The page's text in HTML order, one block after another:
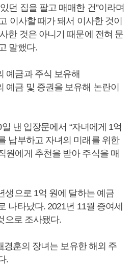
던 집을 팔고 매매한 건”이라며
이사할 때가 돼서 이사한 것이
한 것은 아니기 때문에 전혀 문
말했다.
예금과 주식 보유해
예금 및 증권을 보유해 논란이
낸 입장문에서 “자녀에게 1억
납부하고 자녀의 미래를 위한
원에게 추천을 받아 주식을 매
생으로 1억 원에 달하는 예금
나타났다. 2021년 11월 증여세
으로 조사됐다.
경훈의 장녀는 보유한 해외 주
.